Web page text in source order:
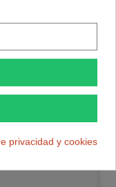
privacidad y cookies